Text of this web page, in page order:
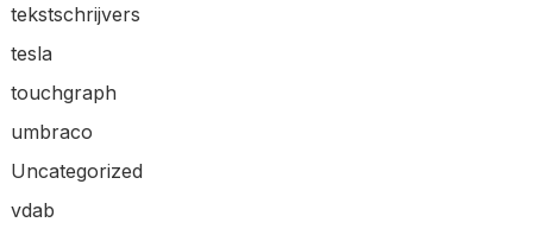
tekstschrijvers
tesla
touchgraph
umbraco
Uncategorized
vdab